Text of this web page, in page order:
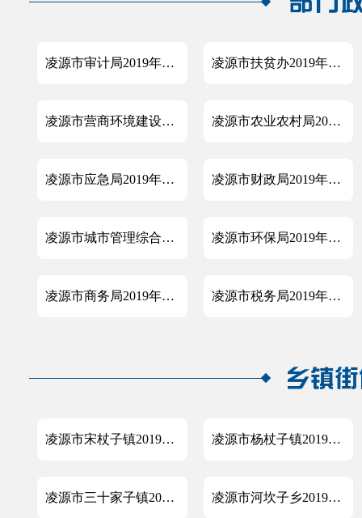
凌源市审计局2019年政府信息公开工作年度报告 凌源市扶贫办2019年政府信息公开工作年度报告
凌源市营商环境建设局2019年政府信息公开工作年度报告 凌源市农业农村局2019年政府信息公开工作年度报告
凌源市应急局2019年政府信息公开工作年度报告 凌源市财政局2019年政府信息公开工作年度报告
凌源市城市管理综合执法局2019年政府信息公开工作年度报告 凌源市环保局2019年政府信息公开工作年度报告
凌源市商务局2019年政府信息公开工作年度报告 凌源市税务局2019年政府信息公开工作年度报告
凌源市宋杖子镇2019年政府信息公开工作年度报告 凌源市杨杖子镇2019年政府信息公开工作年度报告
凌源市三十家子镇2019年政府信息公开工作年度报告 凌源市河坎子乡2019年政府信息公开工作年度报告